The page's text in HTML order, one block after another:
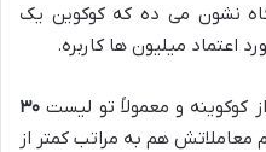
نشون می ده که کوکوین یک
اعتماد میلیون ها کاربره.
کوکوینه و معمولاً تو لیست ۳۰
معاملاتش هم به مراتب کمتر از